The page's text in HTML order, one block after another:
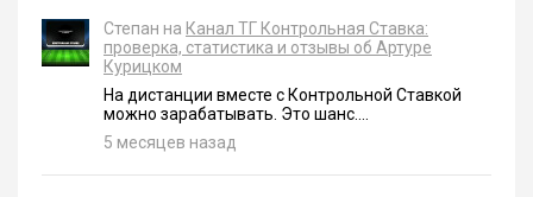
Степан на Канал ТГ Контрольная Ставка:
проверка, статистика и отзывы об Артуре
Курицком
На дистанции вместе с Контрольной Ставкой
можно зарабатывать. Это шанс....
5 месяцев назад